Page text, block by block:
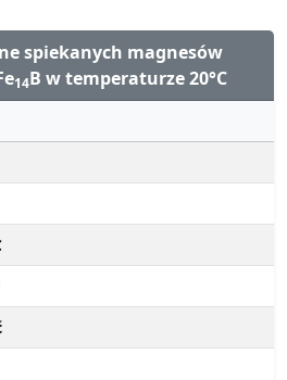
spiekanych magnesów
14B w temperaturze 20°C